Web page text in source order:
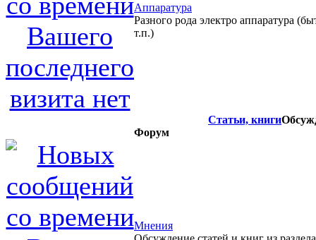
Аппаратура
Разного рода электро аппаратура
т.п.)
Статьи, книги
Форум
Мнения